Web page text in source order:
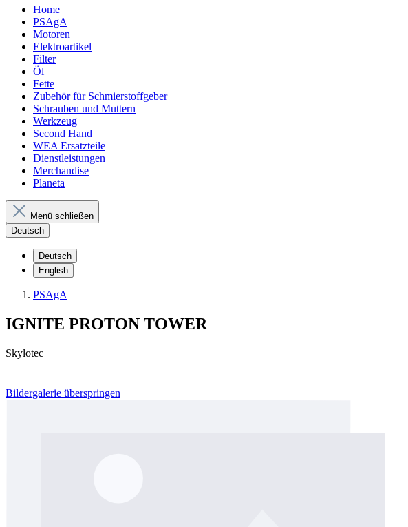
Home
PSAgA
Motoren
Elektroartikel
Filter
Öl
Fette
Zubehör für Schmierstoffgeber
Schrauben und Muttern
Werkzeug
Second Hand
WEA Ersatzteile
Dienstleistungen
Merchandise
Planeta
Menü schließen
Deutsch
Deutsch
English
PSAgA
IGNITE PROTON TOWER
Skylotec
Bildergalerie überspringen